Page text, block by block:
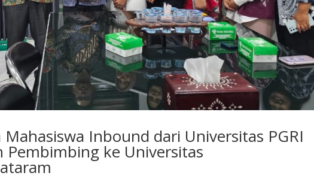
Mahasiswa Inbound dari Universitas PGRI
Pembimbing ke Universitas